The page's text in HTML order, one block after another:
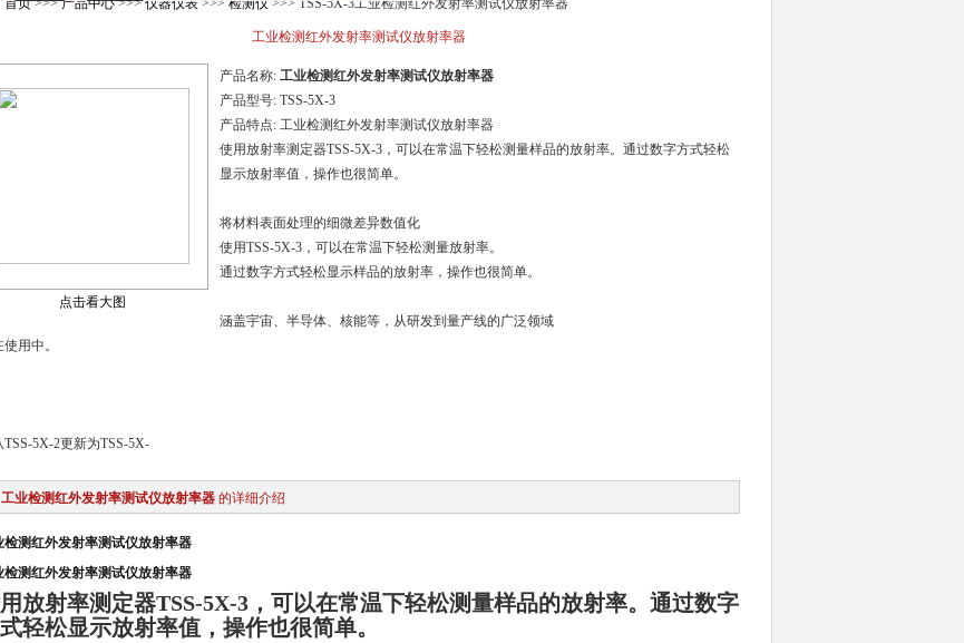
首页>>>产品中心>>>仪器仪表>>> 检测仪 >>> TSS-5X-3工业检测红外发射率测试仪放射率器
工业检测红外发射率测试仪放射率器
点击看大图
产品名称: 工业检测红外发射率测试仪放射率器
产品型号: TSS-5X-3
产品特点: 工业检测红外发射率测试仪放射率器
使用放射率测定器TSS-5X-3，可以在常温下轻松测量样品的放射率。通过数字方式轻松
显示放射率值，操作也很简单。
将材料表面处理的细微差异数值化
使用TSS-5X-3，可以在常温下轻松测量放射率。
通过数字方式轻松显示样品的放射率，操作也很简单。
涵盖宇宙、半导体、核能等，从研发到量产线的广泛领域
用中。
TSS-5X-2更新为TSS-5X-
工业检测红外发射率测试仪放射率器 的详细介绍
检测红外发射率测试仪放射率器
检测红外发射率测试仪放射率器
放射率测定器TSS-5X-3，可以在常温下轻松测量样品的放射率。通过数字
轻松显示放射率值，操作也很简单。